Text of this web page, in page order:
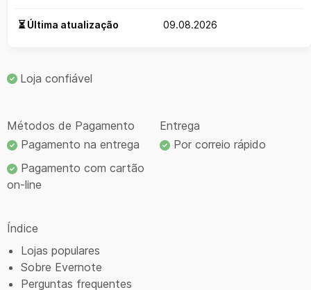
⏳ Última atualização 09.08.2026
Loja confiável
Métodos de Pagamento
Pagamento na entrega
Pagamento com cartão
on-line
Entrega
Por correio rápido
Índice
Lojas populares
Sobre Evernote
Perguntas frequentes